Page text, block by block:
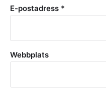
E-postadress *
Webbplats